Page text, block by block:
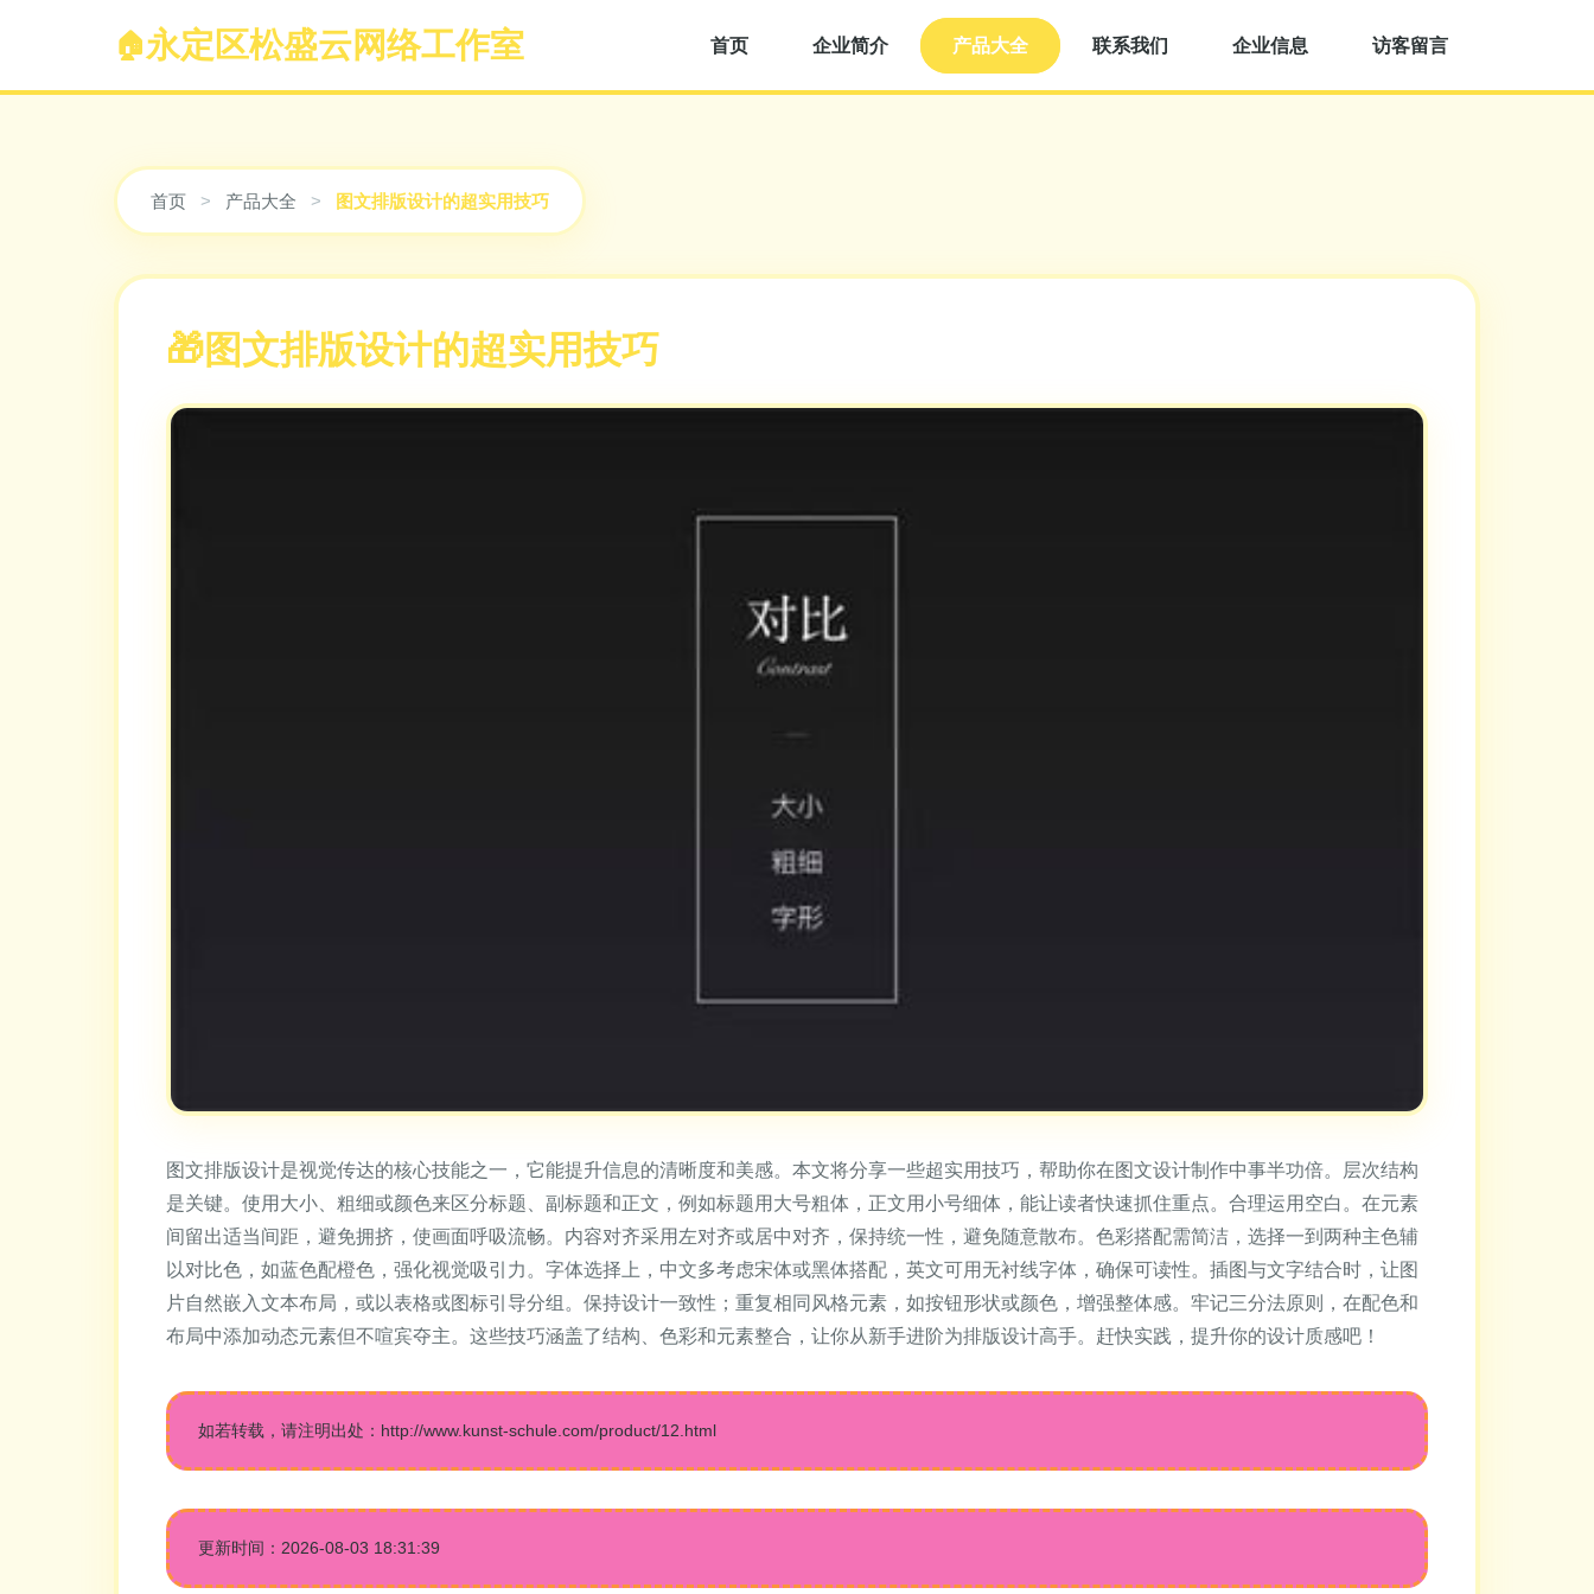
永定区松盛云网络工作室 首页 企业简介 产品大全 联系我们 企业信息 访客留言
首页 > 产品大全 > 图文排版设计的超实用技巧
图文排版设计的超实用技巧
图文排版设计是视觉传达的核心技能之一，它能提升信息的清晰度和美感。本文将分享一些超实用技巧，帮助你在图文设计制作中事半功倍。层次结构
是关键。使用大小、粗细或颜色来区分标题、副标题和正文，例如标题用大号粗体，正文用小号细体，能让读者快速抓住重点。合理运用空白。在元素
间留出适当间距，避免拥挤，使画面呼吸流畅。内容对齐采用左对齐或居中对齐，保持统一性，避免随意散布。色彩搭配需简洁，选择一到两种主色辅
以对比色，如蓝色配橙色，强化视觉吸引力。字体选择上，中文多考虑宋体或黑体搭配，英文可用无衬线字体，确保可读性。插图与文字结合时，让图
片自然嵌入文本布局，或以表格或图标引导分组。保持设计一致性；重复相同风格元素，如按钮形状或颜色，增强整体感。牢记三分法原则，在配色和
布局中添加动态元素但不喧宾夺主。这些技巧涵盖了结构、色彩和元素整合，让你从新手进阶为排版设计高手。赶快实践，提升你的设计质感吧！
如若转载，请注明出处：http://www.kunst-schule.com/product/12.html
更新时间：2026-08-03 18:31:39